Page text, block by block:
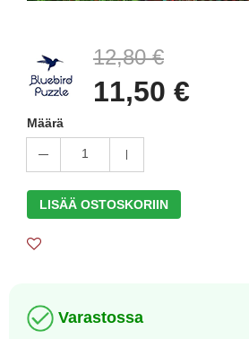
12,80 €
11,50 €
Määrä
1
LISÄÄ OSTOSKORIIN
Varastossa